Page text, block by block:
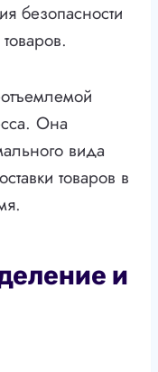
безопасности
Она
вида
товаров в
и